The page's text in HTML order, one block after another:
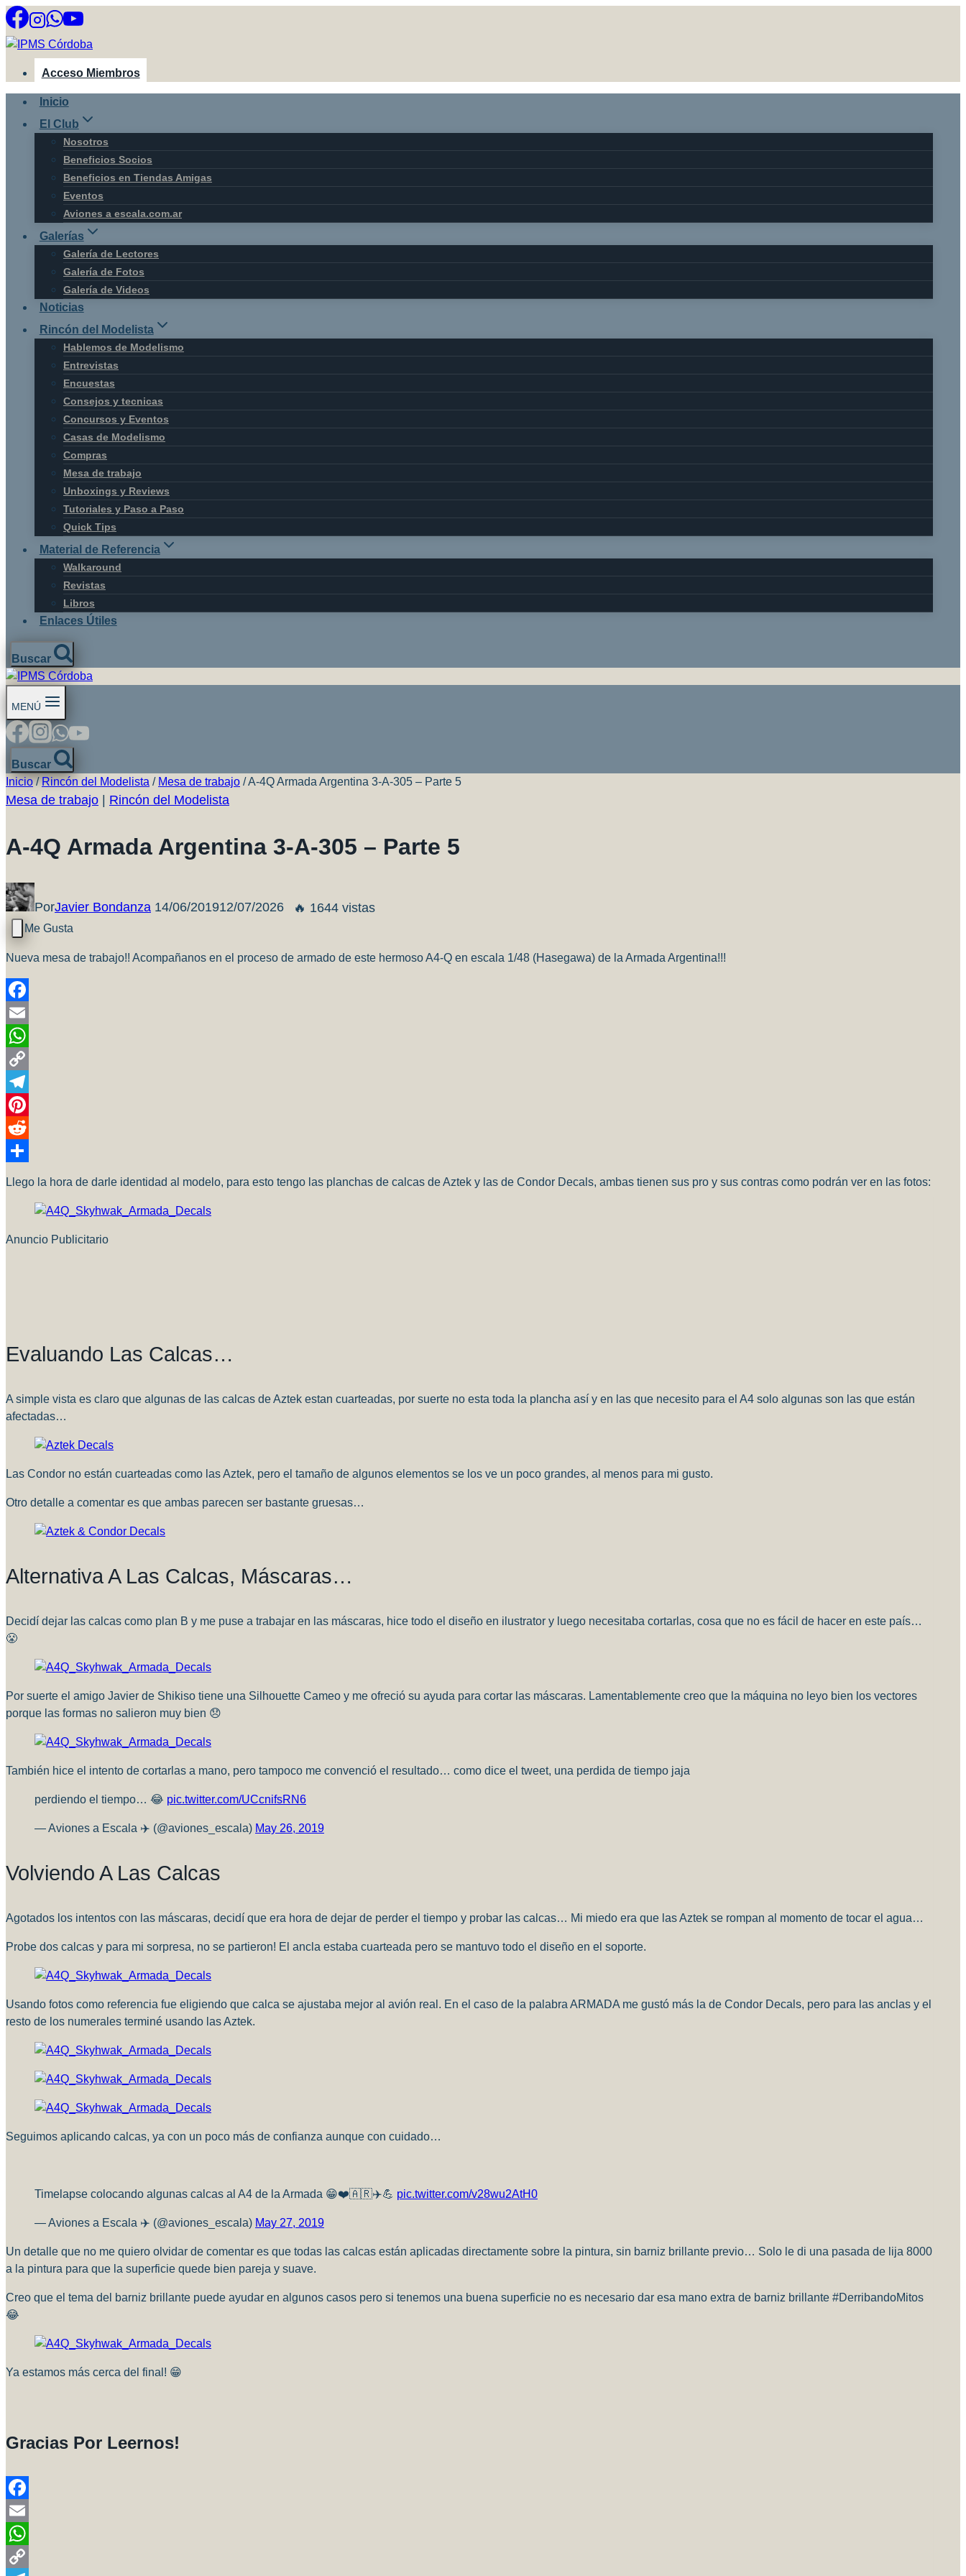
Saltar
al
contenido
Acceso Miembros
Inicio
El Club
Nosotros
Beneficios Socios
Beneficios en Tiendas Amigas
Eventos
Aviones a escala.com.ar
Galerías
Galería de Lectores
Galería de Fotos
Galería de Videos
Noticias
Rincón del Modelista
Hablemos de Modelismo
Entrevistas
Encuestas
Consejos y tecnicas
Concursos y Eventos
Casas de Modelismo
Compras
Mesa de trabajo
Unboxings y Reviews
Tutoriales y Paso a Paso
Quick Tips
Material de Referencia
Walkaround
Revistas
Libros
Enlaces Útiles
Buscar
MENÚ
Buscar
Inicio / Rincón del Modelista / Mesa de trabajo /A-4Q Armada Argentina 3-A-305 – Parte 5
Mesa de trabajo Rincón del Modelista
A-4Q Armada Argentina 3-A-305 – Parte 5
PorJavier Bondanza 14/06/201912/07/2026 🔥 1644 vistas
Nueva mesa de trabajo!! Acompañanos en el proceso de armado de este hermoso A4-Q en escala 1/48 (Hasegawa) de la Armada Argentina!!!
Facebook
Email
WhatsApp
Copy
Link
Telegram
Pinterest
Reddit
Llego la hora de darle identidad al modelo, para esto tengo las planchas de calcas de Aztek y las de Condor Decals, ambas tienen sus pro y sus contras como podrán ver en las fotos:
Anuncio Publicitario
Evaluando Las Calcas…
A simple vista es claro que algunas de las calcas de Aztek estan cuarteadas, por suerte no esta toda la plancha así y en las que necesito para el A4 solo algunas son las que están
afectadas…
Las Condor no están cuarteadas como las Aztek, pero el tamaño de algunos elementos se los ve un poco grandes, al menos para mi gusto.
Otro detalle a comentar es que ambas parecen ser bastante gruesas…
Alternativa A Las Calcas, Máscaras…
Decidí dejar las calcas como plan B y me puse a trabajar en las máscaras, hice todo el diseño en ilustrator y luego necesitaba cortarlas, cosa que no es fácil de hacer en este país…
😤
Por suerte el amigo Javier de Shikiso tiene una Silhouette Cameo y me ofreció su ayuda para cortar las máscaras. Lamentablemente creo que la máquina no leyo bien los vectores
porque las formas no salieron muy bien 😞
También hice el intento de cortarlas a mano, pero tampoco me convenció el resultado… como dice el tweet, una perdida de tiempo jaja
perdiendo el tiempo… 😂 pic.twitter.com/UCcnifsRN6
— Aviones a Escala ✈️ (@aviones_escala) May 26, 2019
Volviendo A Las Calcas
Agotados los intentos con las máscaras, decidí que era hora de dejar de perder el tiempo y probar las calcas… Mi miedo era que las Aztek se rompan al momento de tocar el agua…
Probe dos calcas y para mi sorpresa, no se partieron! El ancla estaba cuarteada pero se mantuvo todo el diseño en el soporte.
Usando fotos como referencia fue eligiendo que calca se ajustaba mejor al avión real. En el caso de la palabra ARMADA me gustó más la de Condor Decals, pero para las anclas y el
resto de los numerales terminé usando las Aztek.
Seguimos aplicando calcas, ya con un poco más de confianza aunque con cuidado…
Timelapse colocando algunas calcas al A4 de la Armada 😁❤️🇦🇷✈️💪 pic.twitter.com/v28wu2AtH0
— Aviones a Escala ✈️ (@aviones_escala) May 27, 2019
Un detalle que no me quiero olvidar de comentar es que todas las calcas están aplicadas directamente sobre la pintura, sin barniz brillante previo… Solo le di una pasada de lija 8000
a la pintura para que la superficie quede bien pareja y suave.
Creo que el tema del barniz brillante puede ayudar en algunos casos pero si tenemos una buena superficie no es necesario dar esa mano extra de barniz brillante #DerribandoMitos
😂
Ya estamos más cerca del final! 😁
Gracias Por Leernos!
Facebook
Email
WhatsApp